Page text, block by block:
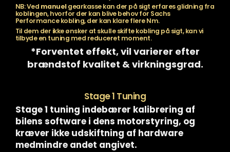
NB: Ved manuelgearkasse kan der på sigt erfares glidning fra
koblingen, hvorfor der kan blive behov for Sachs
Performance kobling, der kan klare flere Nm.
Til dem der ikke ønsker at skulle skifte kobling på sigt, kan vi
tilbyde en tuning med reduceret moment.
*Forventet effekt, vil varierer efter
brændstof kvalitet & virkningsgrad.
Stage 1 Tuning
Stage 1 tuning indebærer kalibrering af
bilens software i dens motorstyring, og
kræver ikke udskiftning af hardware
medmindre andet angivet.